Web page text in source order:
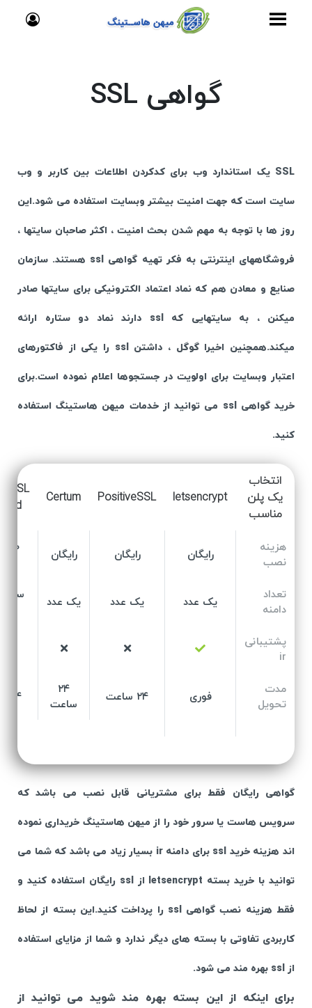
گواهی SSL
SSL یک استاندارد وب برای کدکردن اطلاعات بین کاربر و وب
سایت است که جهت امنیت بیشتر وبسایت استفاده می شود.این
روز ها با توجه به مهم شدن بحث امنیت ، اکثر صاحبان سایتها ،
فروشگاههای اینترنتی به فکر تهیه گواهی ssl هستند. سازمان
صنایع و معادن هم که نماد اعتماد الکترونیکی برای سایتها صادر
میکنن ، به سایتهایی که ssl دارند نماد دو ستاره ارائه
میکند.همچنین اخیرا گوگل ، داشتن ssl را یکی از فاکتورهای
اعتبار وبسایت برای اولویت در جستجوها اعلام نموده است.برای
خرید گواهی ssl می توانید از خدمات میهن هاستینگ استفاده
کنید.
انتخاب
یک پلن
مناسب
letsencrypt
PositiveSSL
Certum
هزینه
نصب
رایگان رایگان رایگان
تعداد
دامنه
یک عدد یک عدد یک عدد
ساب
پشتیبانی
ir
مدت
تحویل
فوری ۲۴ ساعت
۲۴
ساعت
۲۴ ساعت
گواهی رایگان فقط برای مشتریانی قابل نصب می باشد که
سرویس هاست یا سرور خود را از میهن هاستینگ خریداری نموده
اند‬‎ هزینه خرید ssl برای دامنه ir بسیار زیاد می باشد که شما می
توانید با خرید بسته letsencrypt از ssl رایگان استفاده کنید و
فقط هزینه نصب گواهی ssl را پرداخت کنید.این بسته از لحاظ
کاربردی تفاوتی با بسته های دیگر ندارد و شما از مزایای استفاده
از ssl بهره مند می شود.
برای اینکه از این بسته بهره مند شوید می توانید از